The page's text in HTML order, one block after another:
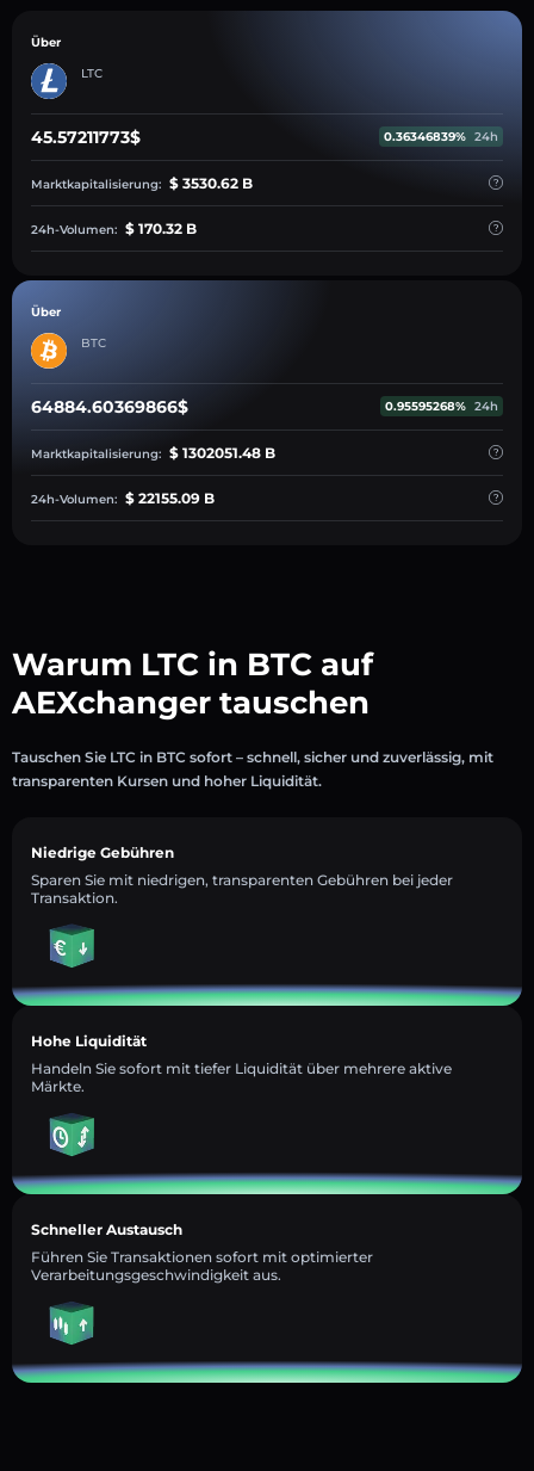
Über
LTC
45.57211773$ 0.36346839% 24h
Marktkapitalisierung: $ 3530.62 B
24h-Volumen: $ 170.32 B
Über
BTC
64884.60369866$ 0.95595268% 24h
Marktkapitalisierung: $ 1302051.48 B
24h-Volumen: $ 22155.09 B
Warum LTC in BTC auf
AEXchanger tauschen
Tauschen Sie LTC in BTC sofort – schnell, sicher und zuverlässig, mit
transparenten Kursen und hoher Liquidität.
Niedrige Gebühren
Sparen Sie mit niedrigen, transparenten Gebühren bei jeder
Transaktion.
Hohe Liquidität
Handeln Sie sofort mit tiefer Liquidität über mehrere aktive
Märkte.
Schneller Austausch
Führen Sie Transaktionen sofort mit optimierter
Verarbeitungsgeschwindigkeit aus.